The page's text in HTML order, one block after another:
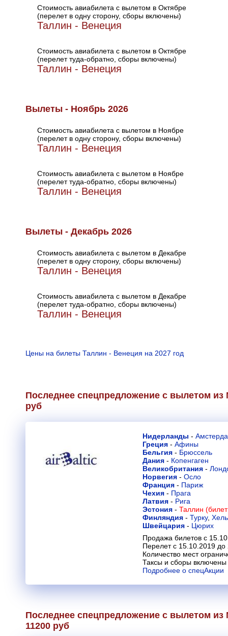
Стоимость авиабилета с вылетом в Октябре
(перелет в одну сторону, сборы включены)
Таллин - Венеция
Стоимость авиабилета с вылетом в Октябре
(перелет туда-обратно, сборы включены)
Таллин - Венеция
Вылеты - Ноябрь 2026
Стоимость авиабилета с вылетом в Ноябре
(перелет в одну сторону, сборы включены)
Таллин - Венеция
Стоимость авиабилета с вылетом в Ноябре
(перелет туда-обратно, сборы включены)
Таллин - Венеция
Вылеты - Декабрь 2026
Стоимость авиабилета с вылетом в Декабре
(перелет в одну сторону, сборы включены)
Таллин - Венеция
Стоимость авиабилета с вылетом в Декабре
(перелет туда-обратно, сборы включены)
Таллин - Венеция
Цены на билеты Таллин - Венеция на 2027 год
Последнее спецпредложение с вылетом
руб
Нидерланды -
Греция - Афины
Бельгия - Брюссель
Дания - Копенгаген
Великобритания -
Норвегия - Осло
Франция - Париж
Чехия - Прага
Латвия - Рига
Эстония - Таллин
Финляндия - Турку,
Швейцария - Цюрих
Продажа билетов с
Перелет с 15.10.2019 до
Количество мест
Таксы и сборы включены
Подробнее о спецАкции
Последнее спецпредложение с вылетом
11200 руб